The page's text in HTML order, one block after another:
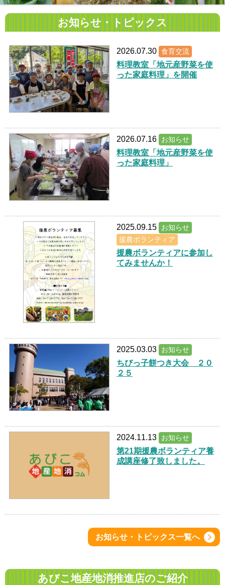
お知らせ・トピックス
2026.07.30 食育交流
料理教室「地元産野菜を使
った家庭料理」を開催
2026.07.16 お知らせ
料理教室「地元産野菜を使
った家庭料理」
2025.09.15
お知らせ
援農ボランティア
援農ボランティアに参加し
てみませんか！
2025.03.03 お知らせ
ちびっ子餅つき大会 ２０
２５
2024.11.13 お知らせ
第21期援農ボランティア養
成講座修了致しました。
お知らせ・トピックス一覧へ
あびこ地産地消推進店のご紹介